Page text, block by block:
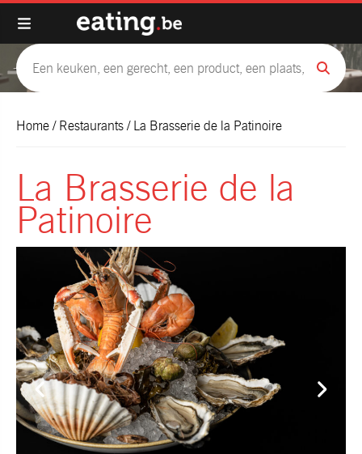
Home / Restaurants / La Brasserie de la Patinoire
La Brasserie de la
Patinoire